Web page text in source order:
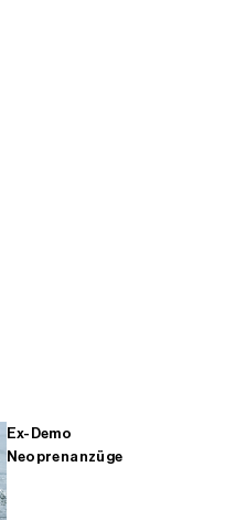
Ex-Demo
Neoprenanzüge